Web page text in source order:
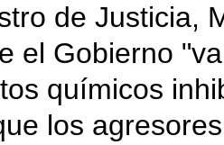
de Justicia,
el Gobierno
químicos
los